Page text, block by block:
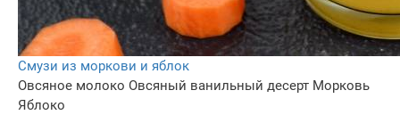
Смузи из моркови и яблок
Овсяное молоко Овсяный ванильный десерт Морковь
Яблоко